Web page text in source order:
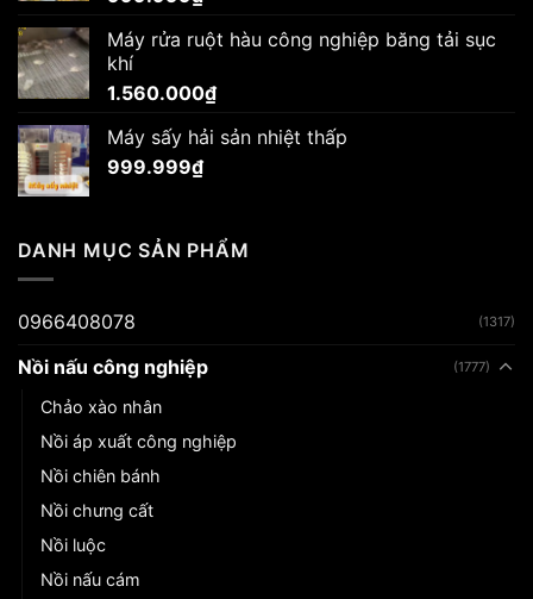
Máy rửa ruột hàu công nghiệp băng tải sục
khí
1.560.000₫
Máy sấy hải sản nhiệt thấp
999.999₫
DANH MỤC SẢN PHẨM
0966408078 (1317)
Nồi nấu công nghiệp (1777)
Chảo xào nhân
Nồi áp xuất công nghiệp
Nồi chiên bánh
Nồi chưng cất
Nồi luộc
Nồi nấu cám